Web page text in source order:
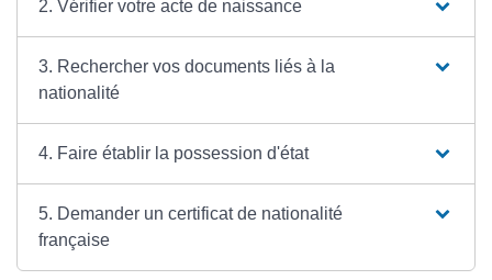
2. Vérifier votre acte de naissance
3. Rechercher vos documents liés à la
nationalité
4. Faire établir la possession d'état
5. Demander un certificat de nationalité
française